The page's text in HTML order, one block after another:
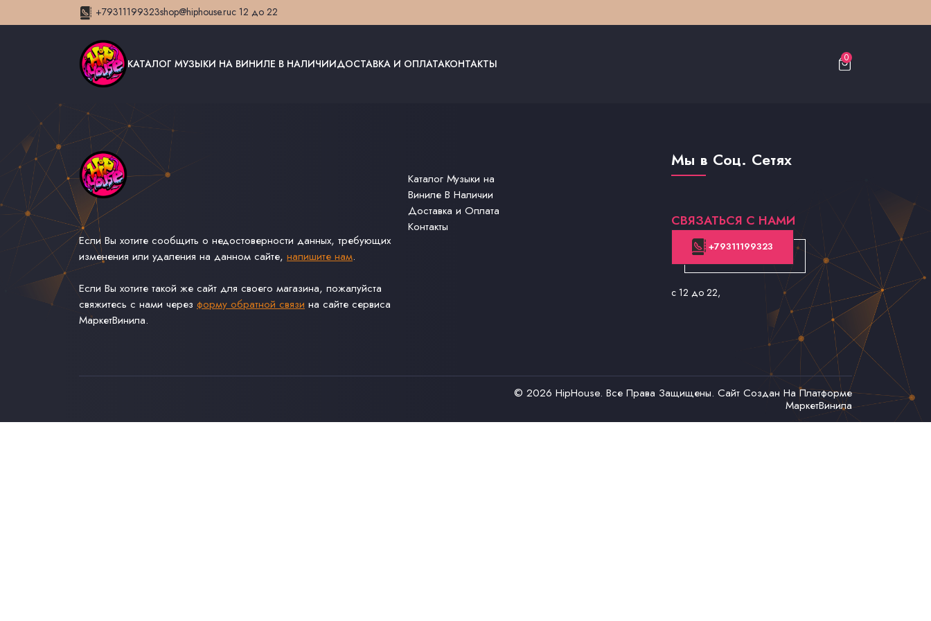
+79311199323shop@hiphouse.ruс 12 до 22
КАТАЛОГ МУЗЫКИ НА ВИНИЛЕ В НАЛИЧИИДОСТАВКА И ОПЛАТАКОНТАКТЫ 0
Если Вы хотите сообщить о недостоверности данных, требующих
изменения или удаления на данном сайте, напишите нам.
Если Вы хотите такой же сайт для своего магазина, пожалуйста
свяжитесь с нами через форму обратной связи на сайте сервиса
МаркетВинила.
Каталог Музыки на
Виниле В Наличии
Доставка и Оплата
Контакты
Мы в Соц. Сетях
СВЯЗАТЬСЯ С НАМИ
+79311199323
с 12 до 22,
© 2026 HipHouse. Все Права Защищены. Сайт Создан На Платформе
МаркетВинила